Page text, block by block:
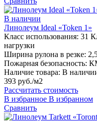
В наличии
Линолеум Ideal «Token 1»
Класс использования: 31
нагрузки
Ширина рулона в резке:
Пожарная безопасность:
Наличие товара: В
393 руб./м2
Рассчитать стоимость
В избранное В избранном
Сравнить